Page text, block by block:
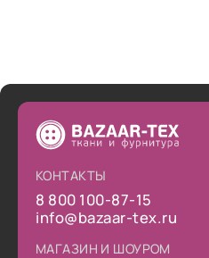
КОНТАКТЫ
8 800 100-87-15
info@bazaar-tex.ru
МАГАЗИН И ШОУРОМ